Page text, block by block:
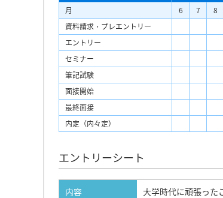
月
6 7 8
資料請求・プレエントリー
エントリー
セミナー
筆記試験
面接開始
最終面接
内定（内々定）
エントリーシート
内容
大学時代に頑張った